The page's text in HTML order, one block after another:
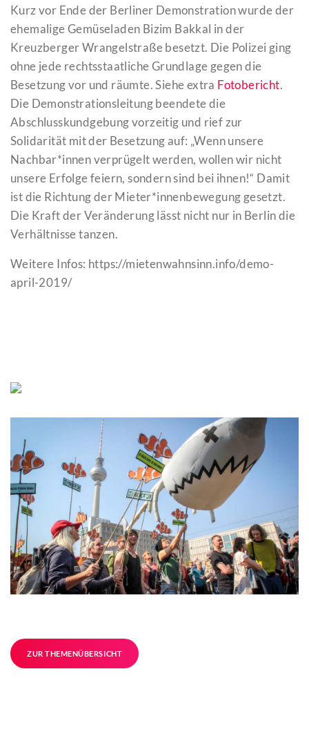
Kurz vor Ende der Berliner Demonstration wurde der
ehemalige Gemüseladen Bizim Bakkal in der
Kreuzberger Wrangelstraße besetzt. Die Polizei ging
ohne jede rechtsstaatliche Grundlage gegen die
Besetzung vor und räumte. Siehe extra Fotobericht.
Die Demonstrationsleitung beendete die
Abschlusskundgebung vorzeitig und rief zur
Solidarität mit der Besetzung auf: „Wenn unsere
Nachbar*innen verprügelt werden, wollen wir nicht
unsere Erfolge feiern, sondern sind bei ihnen!“ Damit
ist die Richtung der Mieter*innenbewegung gesetzt.
Die Kraft der Veränderung lässt nicht nur in Berlin die
Verhältnisse tanzen.
Weitere Infos: https://mietenwahnsinn.info/demo-
april-2019/
ZUR THEMENÜBERSICHT